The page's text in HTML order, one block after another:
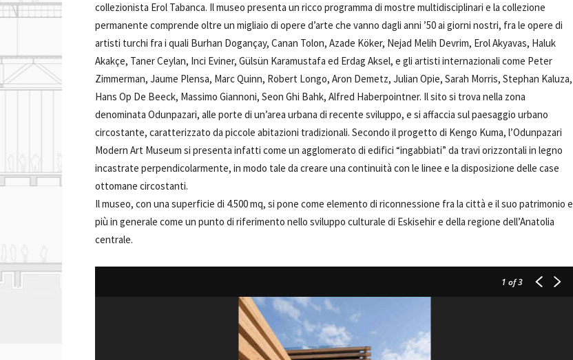
collezionista Erol Tabanca. Il museo presenta un ricco programma di mostre multidisciplinari e la collezione
permanente comprende oltre un migliaio di opere d’arte che vanno dagli anni ’50 ai giorni nostri, fra le opere di
artisti turchi fra i quali Burhan Dogançay, Canan Tolon, Azade Köker, Nejad Melih Devrim, Erol Akyavas, Haluk
Akakçe, Taner Ceylan, Inci Eviner, Gülsün Karamustafa ed Erdag Aksel, e gli artisti internazionali come Peter
Zimmerman, Jaume Plensa, Marc Quinn, Robert Longo, Aron Demetz, Julian Opie, Sarah Morris, Stephan Kaluza,
Hans Op De Beeck, Massimo Giannoni, Seon Ghi Bahk, Alfred Haberpointner. Il sito si trova nella zona
denominata Odunpazari, alle porte di un’area urbana di recente sviluppo, e si affaccia sul paesaggio urbano
circostante, caratterizzato da piccole abitazioni tradizionali. Secondo il progetto di Kengo Kuma, l’Odunpazari
Modern Art Museum si presenta infatti come un agglomerato di edifici “ingabbiati” da travi orizzontali in legno
incastrate perpendicolarmente, in modo tale da creare una continuità con le linee e la disposizione delle case
ottomane circostanti.
Il museo, con una superficie di 4.500 mq, si pone come elemento di riconnessione fra la città e il suo patrimonio e
più in generale come un punto di riferimento nello sviluppo culturale di Eskisehir e della regione dell’Anatolia
centrale.
1 of 3